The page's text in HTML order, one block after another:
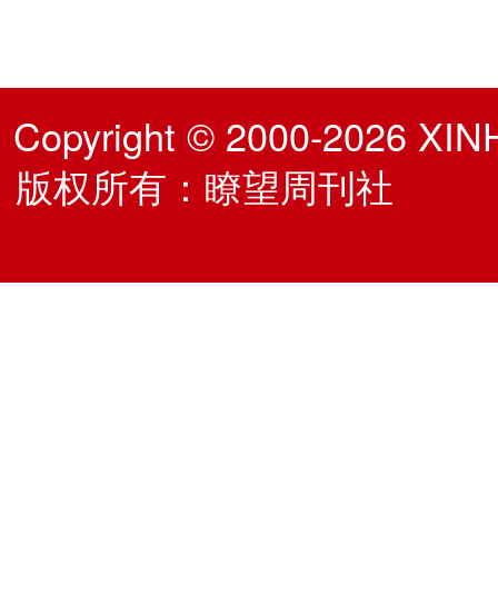
Copyright © 2000-2026
版权所有：瞭望周刊社